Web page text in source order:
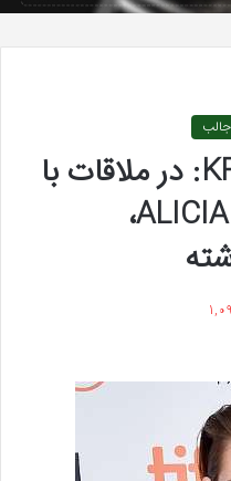
KRISTEN STEWART: در ملاقات با
دوستش ALICIA CARGILE،